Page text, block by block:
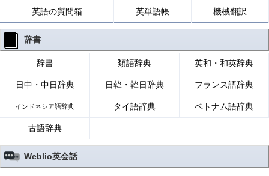
英語の質問箱 英単語帳 機械翻訳
辞書
辞書 類語辞典 英和・和英辞典
日中・中日辞典 日韓・韓日辞典 フランス語辞典
インドネシア語辞典 タイ語辞典 ベトナム語辞典
古語辞典
Weblio英会話